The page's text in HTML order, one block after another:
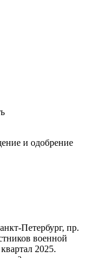
и одобрение
Петербург, пр.
военной
2025.